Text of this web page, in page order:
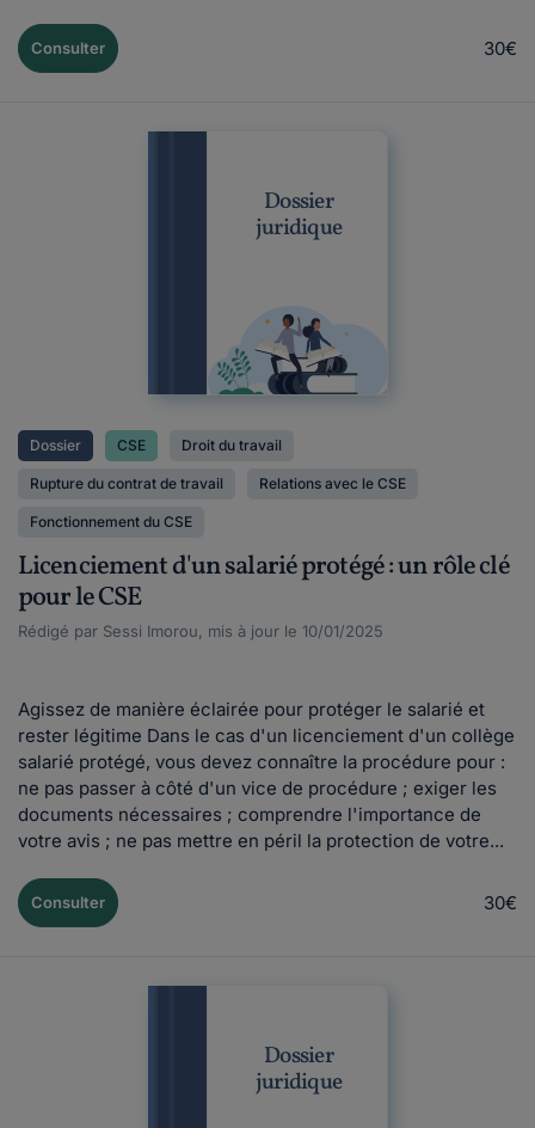
Consulter 30€
Dossier
juridique
Dossier CSE Droit du travail
Rupture du contrat de travail Relations avec le CSE
Fonctionnement du CSE
Licenciement d'un salarié protégé : un rôle clé
pour le CSE
Rédigé par Sessi Imorou, mis à jour le 10/01/2025
Agissez de manière éclairée pour protéger le salarié et
rester légitime Dans le cas d'un licenciement d'un collège
salarié protégé, vous devez connaître la procédure pour :
ne pas passer à côté d'un vice de procédure ; exiger les
documents nécessaires ; comprendre l'importance de
votre avis ; ne pas mettre en péril la protection de votre...
Consulter 30€
Dossier
juridique